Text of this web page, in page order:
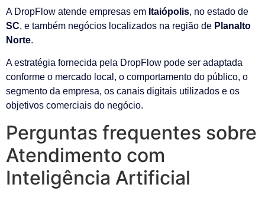
A DropFlow atende empresas em Itaiópolis, no estado de
SC, e também negócios localizados na região de Planalto
Norte.
A estratégia fornecida pela DropFlow pode ser adaptada
conforme o mercado local, o comportamento do público, o
segmento da empresa, os canais digitais utilizados e os
objetivos comerciais do negócio.
Perguntas frequentes sobre
Atendimento com
Inteligência Artificial